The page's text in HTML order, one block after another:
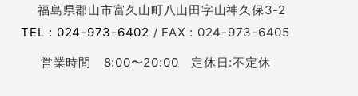
福島県郡山市富久山町八山田字山神久保3-2
TEL : 024-973-6402 / FAX : 024-973-6405
営業時間 8:00〜20:00 定休日:不定休